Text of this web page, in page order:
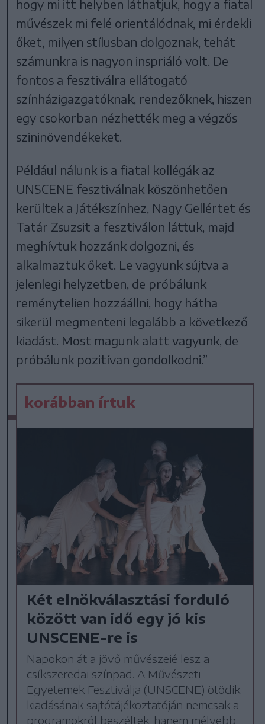
hogy mi itt helyben láthatjuk, hogy a fiatal
művészek mi felé orientálódnak, mi érdekli
őket, milyen stílusban dolgoznak, tehát
számunkra is nagyon inspriáló volt. De
fontos a fesztiválra ellátogató
színházigazgatóknak, rendezőknek, hiszen
egy csokorban nézhették meg a végzős
szininövendékeket.
Például nálunk is a fiatal kollégák az
UNSCENE fesztiválnak köszönhetően
kerültek a Játékszínhez, Nagy Gellértet és
Tatár Zsuzsit a fesztiválon láttuk, majd
meghívtuk hozzánk dolgozni, és
alkalmaztuk őket. Le vagyunk sújtva a
jelenlegi helyzetben, de próbálunk
reménytelien hozzáállni, hogy hátha
sikerül megmenteni legalább a következő
kiadást. Most magunk alatt vagyunk, de
próbálunk pozitívan gondolkodni.”
korábban írtuk
Két elnökválasztási forduló
között van idő egy jó kis
UNSCENE-re is
Napokon át a jövő művészeié lesz a
csíkszeredai színpad. A Művészeti
Egyetemek Fesztiválja (UNSCENE) ötödik
kiadásának sajtótájékoztatóján nemcsak a
programokról beszéltek, hanem mélyebb